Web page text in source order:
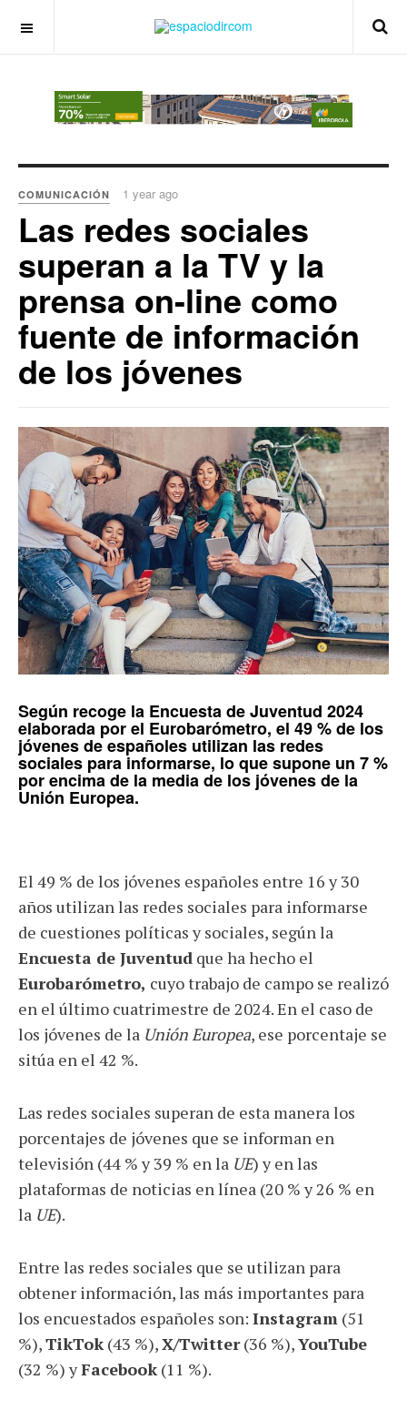
COMUNICACIÓN 1 year ago
Las redes sociales
superan a la TV y la
prensa on-line como
fuente de información
de los jóvenes
Según recoge la Encuesta de Juventud 2024
elaborada por el Eurobarómetro, el 49 % de los
jóvenes de españoles utilizan las redes
sociales para informarse, lo que supone un 7 %
por encima de la media de los jóvenes de la
Unión Europea.
El 49 % de los jóvenes españoles entre 16 y 30
años utilizan las redes sociales para informarse
de cuestiones políticas y sociales, según la
Encuesta de Juventud que ha hecho el
Eurobarómetro, cuyo trabajo de campo se realizó
en el último cuatrimestre de 2024. En el caso de
los jóvenes de la Unión Europea, ese porcentaje se
sitúa en el 42 %.
Las redes sociales superan de esta manera los
porcentajes de jóvenes que se informan en
televisión (44 % y 39 % en la UE) y en las
plataformas de noticias en línea (20 % y 26 % en
la UE).
Entre las redes sociales que se utilizan para
obtener información, las más importantes para
los encuestados españoles son: Instagram (51
%),TikTok(43 %),X/Twitter(36 %),YouTube
(32 %) yFacebook(11 %).